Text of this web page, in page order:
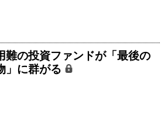
難の投資ファンドが「最後の
」に群がる